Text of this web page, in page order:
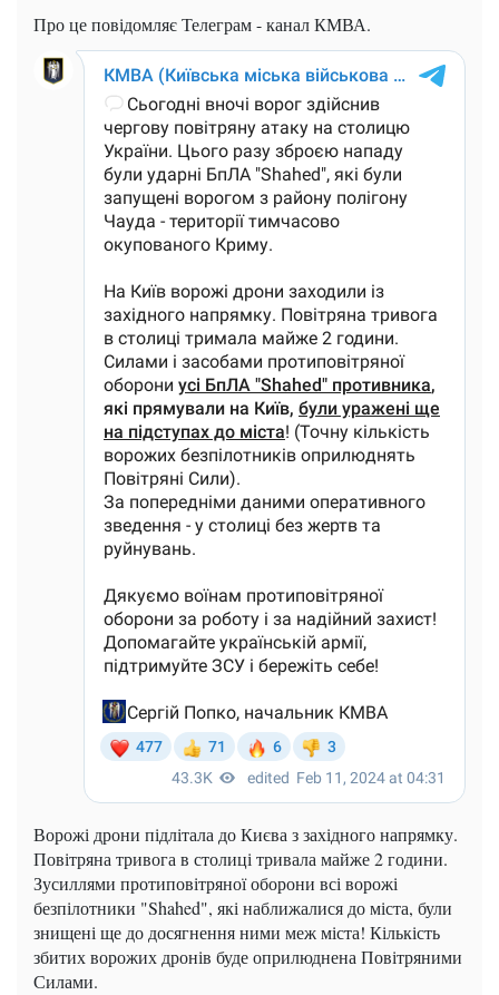
Про це повідомляє Телеграм - канал КМВА.
Ворожі дрони підлітала до Києва з західного напрямку.
Повітряна тривога в столиці тривала майже 2 години.
Зусиллями протиповітряної оборони всі ворожі
безпілотники "Shahed", які наближалися до міста, були
знищені ще до досягнення ними меж міста! Кількість
збитих ворожих дронів буде оприлюднена Повітряними
Силами.